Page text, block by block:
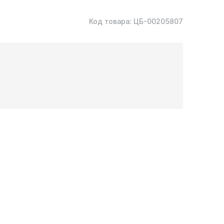
Код товара: ЦБ-00205807